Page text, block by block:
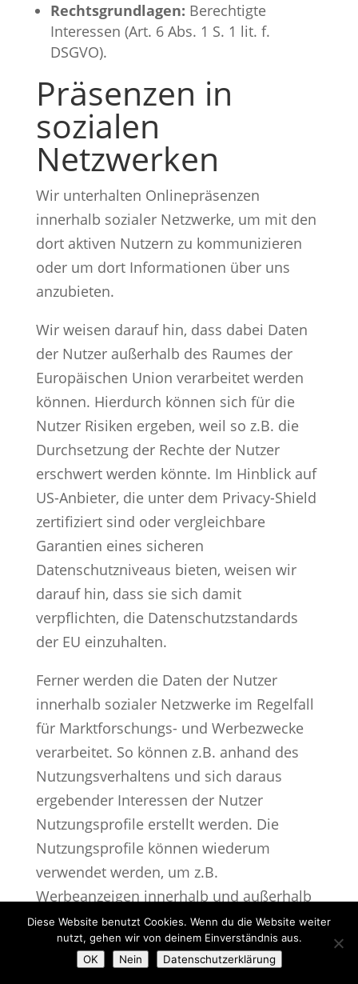
Rechtsgrundlagen: Berechtigte
Interessen (Art. 6 Abs. 1 S. 1 lit. f.
DSGVO).
Präsenzen in
sozialen
Netzwerken
Wir unterhalten Onlinepräsenzen
innerhalb sozialer Netzwerke, um mit den
dort aktiven Nutzern zu kommunizieren
oder um dort Informationen über uns
anzubieten.
Wir weisen darauf hin, dass dabei Daten
der Nutzer außerhalb des Raumes der
Europäischen Union verarbeitet werden
können. Hierdurch können sich für die
Nutzer Risiken ergeben, weil so z.B. die
Durchsetzung der Rechte der Nutzer
erschwert werden könnte. Im Hinblick auf
US-Anbieter, die unter dem Privacy-Shield
zertifiziert sind oder vergleichbare
Garantien eines sicheren
Datenschutzniveaus bieten, weisen wir
darauf hin, dass sie sich damit
verpflichten, die Datenschutzstandards
der EU einzuhalten.
Ferner werden die Daten der Nutzer
innerhalb sozialer Netzwerke im Regelfall
für Marktforschungs- und Werbezwecke
verarbeitet. So können z.B. anhand des
Nutzungsverhaltens und sich daraus
ergebender Interessen der Nutzer
Nutzungsprofile erstellt werden. Die
Nutzungsprofile können wiederum
verwendet werden, um z.B.
Werbeanzeigen innerhalb und außerhalb
der Netzwerke zu schalten, die
mutmaßlich den Interessen der Nutzer
entsprechen. Zu diesen Zwecken werden
Diese Website benutzt Cookies. Wenn du die Website weiter
nutzt, gehen wir von deinem Einverständnis aus.
OK
Nein Datenschutzerklärung